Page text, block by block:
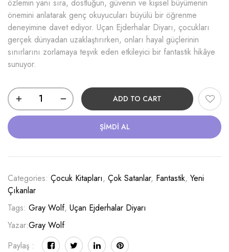
özlemin yanı sıra, dostluğun, güvenin ve kişisel büyümenin
önemini anlatarak genç okuyucuları büyülü bir öğrenme
deneyimine davet ediyor. Uçan Ejderhalar Diyarı, çocukları
gerçek dünyadan uzaklaştırırken, onları hayal güçlerinin
sınırlarını zorlamaya teşvik eden etkileyici bir fantastik hikâye
sunuyor.
ADD TO CART
ŞIMDI AL
Categories: Çocuk Kitapları, Çok Satanlar, Fantastik, Yeni
Çıkanlar
Tags: Gray Wolf, Uçan Ejderhalar Diyarı
Yazar:Gray Wolf
Paylaş :